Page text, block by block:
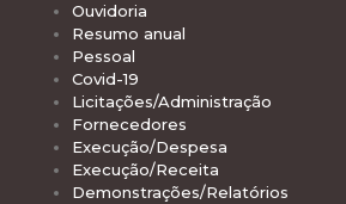
Ouvidoria
Resumo anual
Pessoal
Covid-19
Licitações/Administração
Fornecedores
Execução/Despesa
Execução/Receita
Demonstrações/Relatórios